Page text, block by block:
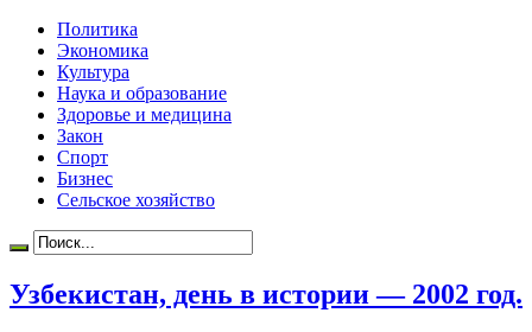
Политика
Экономика
Культура
Наука и образование
Здоровье и медицина
Закон
Спорт
Бизнес
Сельское хозяйство
Узбекистан, день в истории — 2002 год.